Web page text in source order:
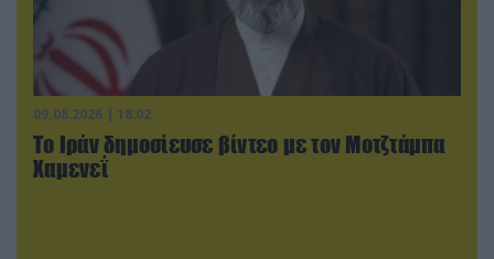
09.08.2026 | 18:02
Το Ιράν δημοσίευσε βίντεο με τον Μοτζτάμπα
Χαμενεΐ